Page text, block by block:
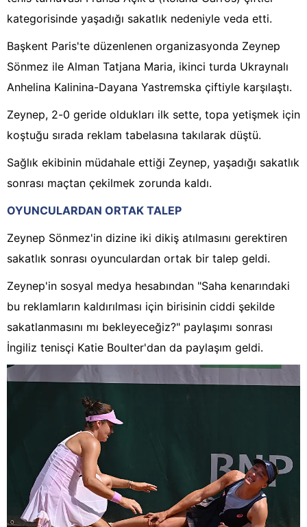
kategorisinde yaşadığı sakatlık nedeniyle veda etti.
Başkent Paris'te düzenlenen organizasyonda Zeynep
Sönmez ile Alman Tatjana Maria, ikinci turda Ukraynalı
Anhelina Kalinina-Dayana Yastremska çiftiyle karşılaştı.
Zeynep, 2-0 geride oldukları ilk sette, topa yetişmek için
koştuğu sırada reklam tabelasına takılarak düştü.
Sağlık ekibinin müdahale ettiği Zeynep, yaşadığı sakatlık
sonrası maçtan çekilmek zorunda kaldı.
OYUNCULARDAN ORTAK TALEP
Zeynep Sönmez'in dizine iki dikiş atılmasını gerektiren
sakatlık sonrası oyunculardan ortak bir talep geldi.
Zeynep'in sosyal medya hesabından "Saha kenarındaki
bu reklamların kaldırılması için birisinin ciddi şekilde
sakatlanmasını mı bekleyeceğiz?" paylaşımı sonrası
İngiliz tenisçi Katie Boulter'dan da paylaşım geldi.